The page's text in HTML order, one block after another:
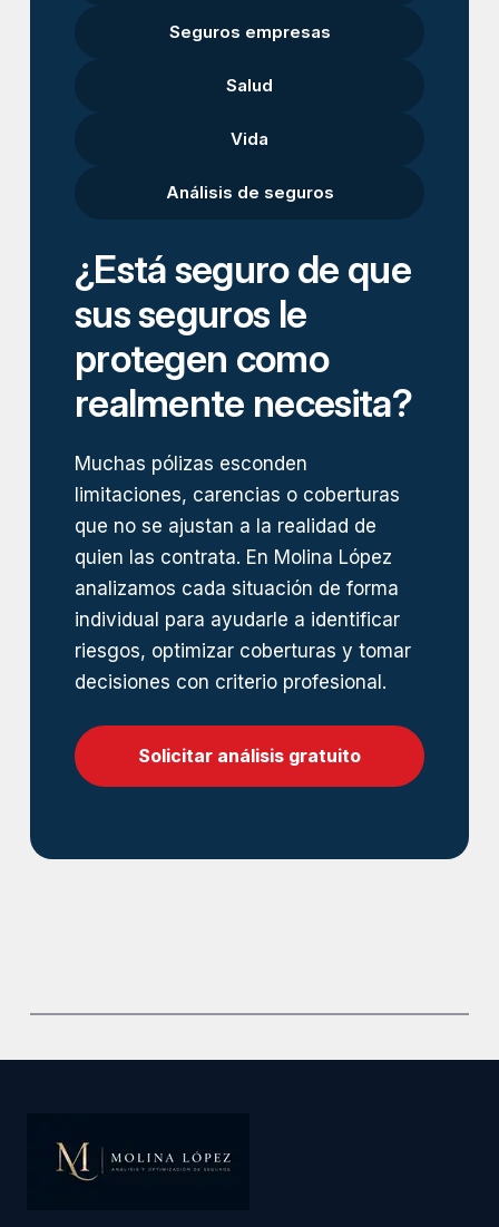
Seguros empresas
Salud
Vida
Análisis de seguros
¿Está seguro de que
sus seguros le
protegen como
realmente necesita?
Muchas pólizas esconden
limitaciones, carencias o coberturas
que no se ajustan a la realidad de
quien las contrata. En Molina López
analizamos cada situación de forma
individual para ayudarle a identificar
riesgos, optimizar coberturas y tomar
decisiones con criterio profesional.
Solicitar análisis gratuito